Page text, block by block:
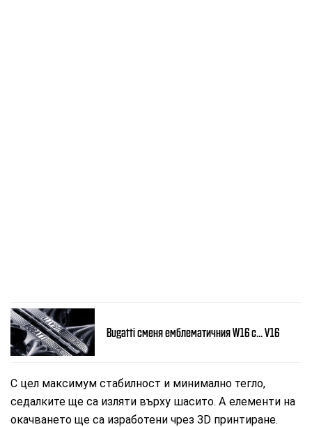
Bugatti сменя емблематичния W16 с... V16
С цел максимум стабилност и минимално тегло,
седалките ще са изляти върху шасито. А елементи на
окачването ще са изработени чрез 3D принтиране.